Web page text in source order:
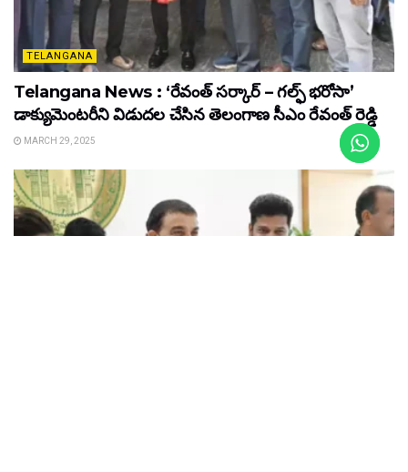
TELANGANA
Telangana News : ‘రేవంత్ సర్కార్ – గల్ఫ్ భరోసా’
డాక్యుమెంటరీని విడుదల చేసిన తెలంగాణ సీఎం రేవంత్ రెడ్డి
MARCH 29, 2025